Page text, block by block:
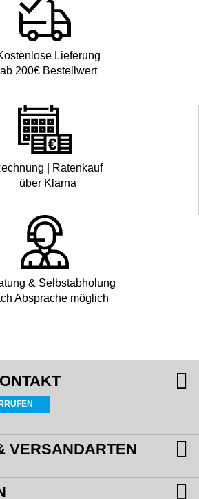
Lieferung
ab 200€ Bestellwert
| Ratenkauf
über Klarna
& Selbstabholung
Absprache möglich
VERSANDARTEN